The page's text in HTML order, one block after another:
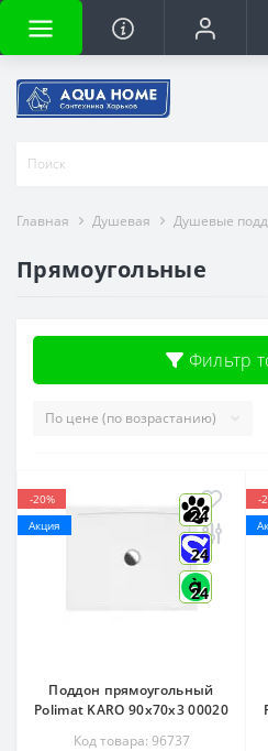
Главная Душевая Душевые
Прямоугольные
Фильтр
-20%
Акция
24
24
24
Поддон прямоугольный
Polimat KARO 90x70x3 00020
Код товара: 96737
-